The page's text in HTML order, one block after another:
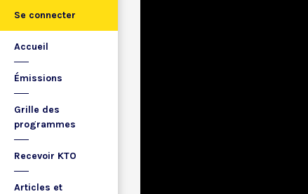
Se connecter
Accueil
Émissions
Grille des
programmes
Recevoir KTO
Articles et